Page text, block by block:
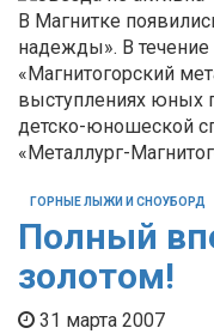
В Магнитке
надежды». В течение
«Магнитогорский
выступлениях юных
детско-юношеской
«Металлург-
ГОРНЫЕ ЛЫЖИ И СНОУБОРД
Полный
золотом!
31 марта 2007